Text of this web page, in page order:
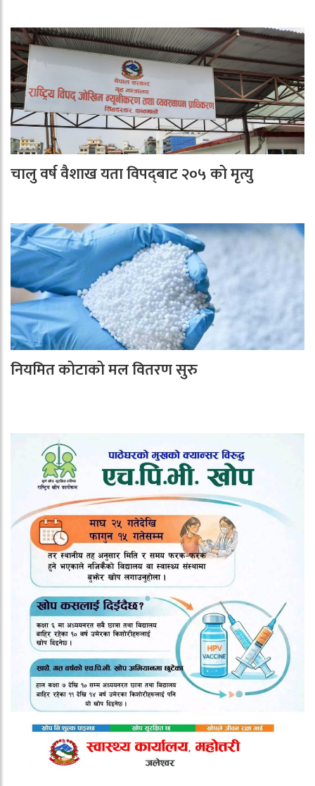
चालु वर्ष वैशाख यता विपद्‌बाट २०५ को मृत्यु
नियमित कोटाको मल वितरण सुरु